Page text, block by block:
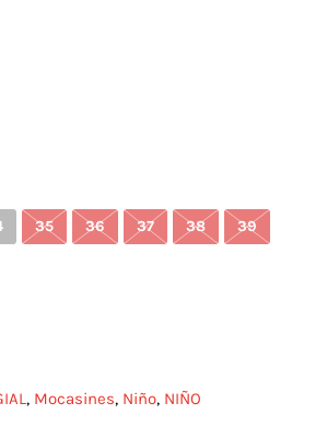
35 36 37 38 39
, Mocasines, Niño, NIÑO